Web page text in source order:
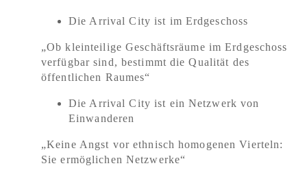
Die Arrival City ist im Erdgeschoss
„Ob kleinteilige Geschäftsräume im Erdgeschoss
verfügbar sind, bestimmt die Qualität des
öffentlichen Raumes“
Die Arrival City ist ein Netzwerk von
Einwanderen
„Keine Angst vor ethnisch homogenen Vierteln:
Sie ermöglichen Netzwerke“